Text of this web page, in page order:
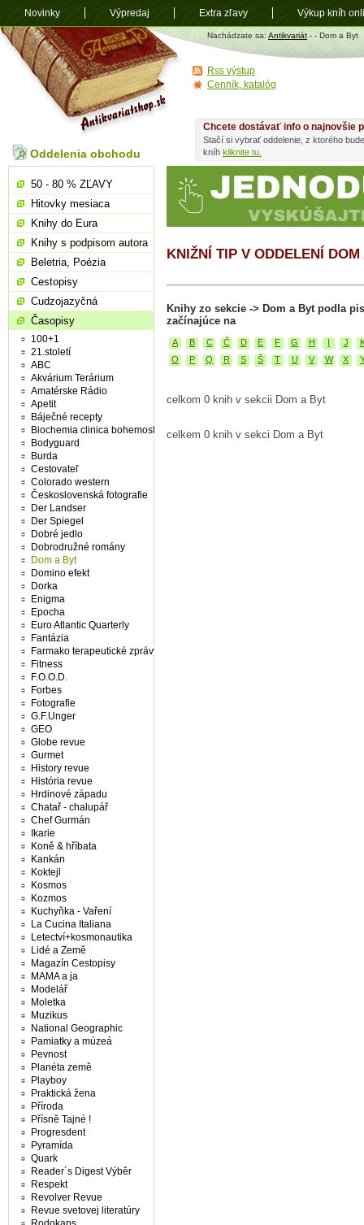
Antikvariát
shop.sk
Nachádzate sa: Antikvariát - - Dom a Byt
KNIŽNÍ TIP V ODDELENÍ DOM
Knihy zo sekcie -> Dom a Byt podla
začínajúce na
A B C Č D E F G H J
O
P Q R S Š T U V W X
celkom 0 knih v sekcii Dom a Byt
celkem 0 knih v sekci Dom a Byt
Chcete dostávať info o najnovšie
Stačí si vybrať oddelenie, z ktorého
kníh kliknite tu.
Oddelenia obchodu
50 - 80 % ZĽAVY
Hitovky mesiaca
Knihy do Eura
Knihy s podpisom autora
Beletria, Poézia
Cestopisy
Cudzojazyčná
Časopisy
100+1
21.století
ABC
Akvárium Terárium
Amatérske Rádio
Apetit
Báječné recepty
Biochemia clinica bohemoslovaca
Bodyguard
Burda
Cestovateľ
Colorado western
Československá fotografie
Der Landser
Der Spiegel
Dobré jedlo
Dobrodružné romány
Dom a Byt
Domino efekt
Dorka
Enigma
Epocha
Euro Atlantic Quarterly
Fantázia
Farmako terapeutické zprávy
Fitness
F.O.O.D.
Forbes
Fotografie
G.F.Unger
GEO
Globe revue
Gurmet
History revue
História revue
Hrdinové západu
Chatař - chalupář
Chef Gurmán
Ikarie
Koně & hříbata
Kankán
Koktejl
Kosmos
Kozmos
Kuchyňka - Vaření
La Cucina Italiana
Letectví+kosmonautika
Lidé a Země
Magazín Cestopisy
MAMA a ja
Modelář
Moletka
Muzikus
National Geographic
Pamiatky a múzeá
Pevnost
Planéta země
Playboy
Praktická žena
Příroda
Přísně Tajné !
Progresdent
Pyramída
Quark
Reader´s Digest Výběr
Respekt
Revolver Revue
Revue svetovej literatúry
Rss výstup
Cenník, katalóg
Novinky Výpredaj Extra zľavy Výkup kníh